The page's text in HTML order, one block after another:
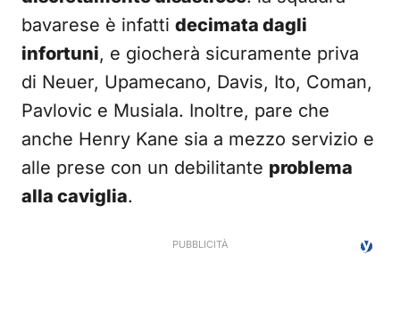
bavarese è infatti decimata dagli
infortuni, e giocherà sicuramente priva
di Neuer, Upamecano, Davis, Ito, Coman,
Pavlovic e Musiala. Inoltre, pare che
anche Henry Kane sia a mezzo servizio e
alle prese con un debilitante problema
alla caviglia.